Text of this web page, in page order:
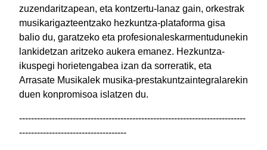
zuzendaritzapean, eta kontzertu-lanaz gain, orkestrak
musikarigazteentzako hezkuntza-plataforma gisa
balio du, garatzeko eta profesionaleskarmentudunekin
lankidetzan aritzeko aukera emanez. Hezkuntza-
ikuspegi horietengabea izan da sorreratik, eta
Arrasate Musikalek musika-prestakuntzaintegralarekin
duen konpromisoa islatzen du.
----------------------------------------------------------------------------
------------------------------------